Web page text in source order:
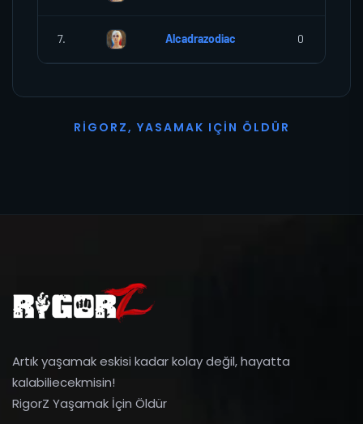
7. Alcadrazodiac 0
R I G O R Z, YASAMAK I ÇI N Ö L D Ü R
Artık yaşamak eskisi kadar kolay değil, hayatta
kalabiliecekmisin!
RigorZ Yaşamak İçin Öldür